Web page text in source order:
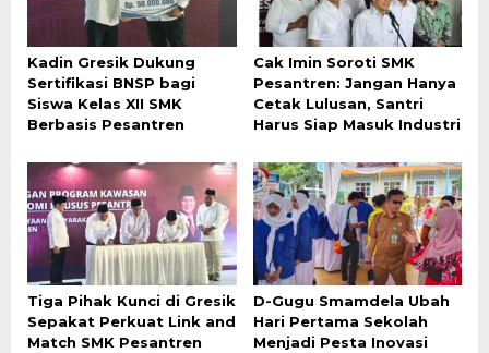
Kadin Gresik Dukung
Sertifikasi BNSP bagi
Siswa Kelas XII SMK
Berbasis Pesantren
Cak Imin Soroti SMK
Pesantren: Jangan Hanya
Cetak Lulusan, Santri
Harus Siap Masuk Industri
Tiga Pihak Kunci di Gresik
Sepakat Perkuat Link and
Match SMK Pesantren
D-Gugu Smamdela Ubah
Hari Pertama Sekolah
Menjadi Pesta Inovasi